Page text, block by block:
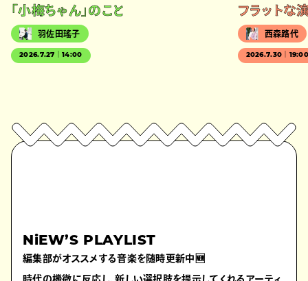
「小梅ちゃん」のこと
羽佐田瑤子
2026.7.27｜14:00
フラットな
西森路代
2026.7.30｜
NiEW’S PLAYLIST
編集部がオススメする音楽を随時更新中🆕
時代の機微に反応し、新しい選択肢を提示してくれるアーティ